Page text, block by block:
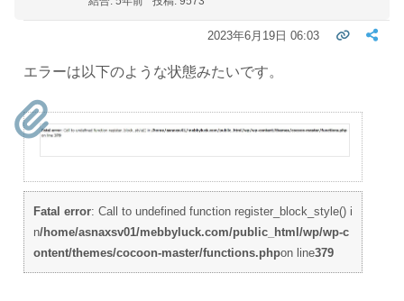
2023年6月19日 06:03
エラーは以下のような状態みたいです。
Fatal error: Call to undefined function register_block_style() i
n/home/asnaxsv01/mebbyluck.com/public_html/wp/wp-c
ontent/themes/cocoon-master/functions.phpon line379